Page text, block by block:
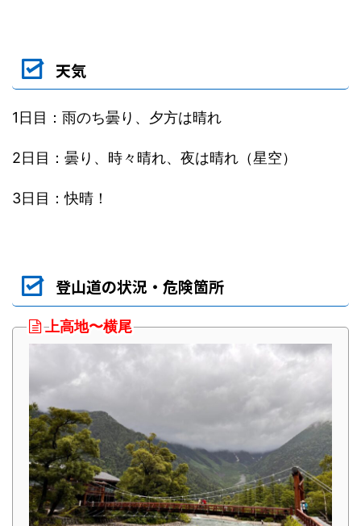
天気
1日目：雨のち曇り、夕方は晴れ
2日目：曇り、時々晴れ、夜は晴れ（星空）
3日目：快晴！
登山道の状況・危険箇所
上高地〜横尾